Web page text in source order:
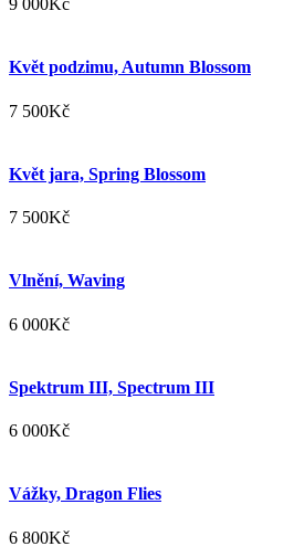
9 000Kč
Květ podzimu, Autumn Blossom
7 500Kč
Květ jara, Spring Blossom
7 500Kč
Vlnění, Waving
6 000Kč
Spektrum III, Spectrum III
6 000Kč
Vážky, Dragon Flies
6 800Kč